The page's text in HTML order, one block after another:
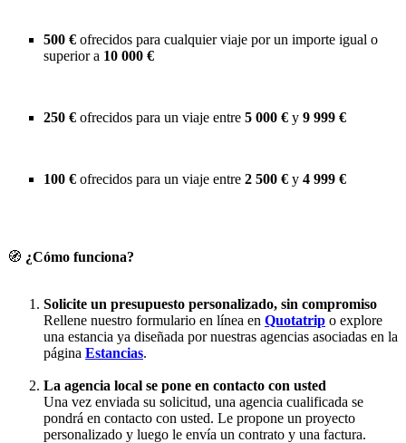
500 € ofrecidos para cualquier viaje por un importe igual o
superior a 10 000 €
250 € ofrecidos para un viaje entre 5 000 € y 9 999 €
100 € ofrecidos para un viaje entre 2 500 € y 4 999 €
🧭 ¿Cómo funciona?
Solicite un presupuesto personalizado, sin compromiso
Rellene nuestro formulario en línea en Quotatrip o explore
una estancia ya diseñada por nuestras agencias asociadas en la
página Estancias.
La agencia local se pone en contacto con usted
Una vez enviada su solicitud, una agencia cualificada se
pondrá en contacto con usted. Le propone un proyecto
personalizado y luego le envía un contrato y una factura.